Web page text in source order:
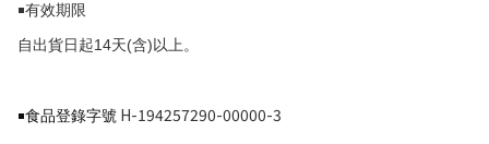
￭有效期限
自出貨日起14天(含) 以上。
￭食品登錄字號 H-194257290-00000-3